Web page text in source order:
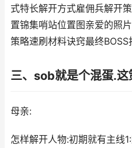
式特长解开方式雇佣兵解开
置锦集哨站位置图亲爱的照
策略速刷材料诀窍最终BOSS
三、sob就是个混蛋.这
母亲:
怎样解开人物:初期就有主线